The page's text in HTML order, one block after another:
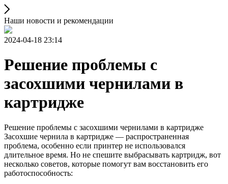
Наши новости и рекомендации
2024-04-18 23:14
Решение проблемы с
засохшими чернилами в
картридже
Решение проблемы с засохшими чернилами в картридже
Засохшие чернила в картридже — распространенная
проблема, особенно если принтер не использовался
длительное время. Но не спешите выбрасывать картридж, вот
несколько советов, которые помогут вам восстановить его
работоспособность: